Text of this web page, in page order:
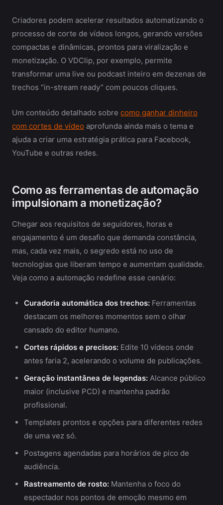
Criadores podem acelerar resultados automatizando o
processo de corte de vídeos longos, gerando versões
compactas e dinâmicas, prontos para viralização e
monetização. O VDClip, por exemplo, permite
transformar uma live ou podcast inteiro em dezenas de
trechos “in-stream ready” com poucos cliques.
Um conteúdo detalhado sobre como ganhar dinheiro
com cortes de vídeo aprofunda ainda mais o tema e
ajuda a criar uma estratégia prática para Facebook,
YouTube e outras redes.
Como as ferramentas de automação
impulsionam a monetização?
Chegar aos requisitos de seguidores, horas e
engajamento é um desafio que demanda constância,
mas, cada vez mais, o segredo está no uso de
tecnologias que liberam tempo e aumentam qualidade.
Veja como a automação redefine esse cenário:
Curadoria automática dos trechos: Ferramentas
destacam os melhores momentos sem o olhar
cansado do editor humano.
Cortes rápidos e precisos: Edite 10 vídeos onde
antes faria 2, acelerando o volume de publicações.
Geração instantânea de legendas: Alcance público
maior (inclusive PCD) e mantenha padrão
profissional.
Templates prontos e opções para diferentes redes
de uma vez só.
Postagens agendadas para horários de pico de
audiência.
Rastreamento de rosto: Mantenha o foco do
espectador nos pontos de emoção mesmo em